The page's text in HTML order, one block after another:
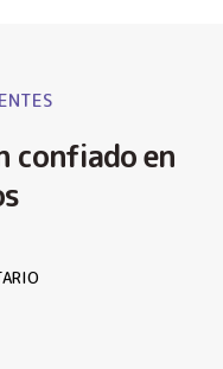
confiado en